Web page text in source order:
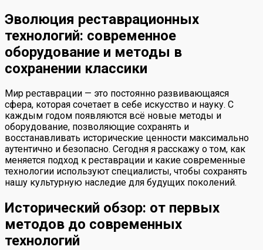
Эволюция реставрационных
технологий: современное
оборудование и методы в
сохранении классики
Мир реставрации — это постоянно развивающаяся
сфера, которая сочетает в себе искусство и науку. С
каждым годом появляются всё новые методы и
оборудование, позволяющие сохранять и
восстанавливать исторические ценности максимально
аутентично и безопасно. Сегодня я расскажу о том, как
меняется подход к реставрации и какие современные
технологии используют специалисты, чтобы сохранять
нашу культурную наследие для будущих поколений.
Исторический обзор: от первых
методов до современных
технологий